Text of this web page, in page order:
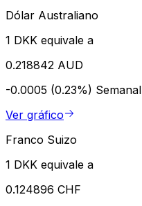
Dólar Australiano
1 DKK equivale a
0.218842 AUD
-0.0005 (0.23%) Semanal
Ver gráfico
Franco Suizo
1 DKK equivale a
0.124896 CHF